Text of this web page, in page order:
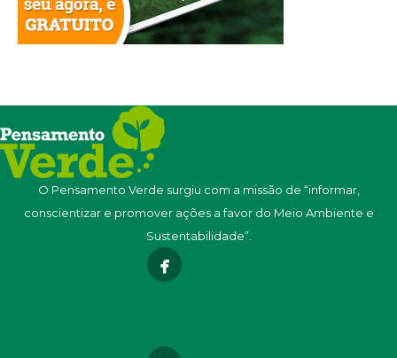
O Pensamento Verde surgiu com a missão de “informar,
conscientizar e promover ações a favor do Meio Ambiente e
Sustentabilidade”.